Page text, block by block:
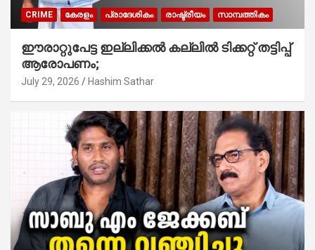
CRIME കേരളം പ്രാദേശികം രാഷ്ട്രീയം സാമ്പത്തികം
ഈരാറ്റുപേട്ട ഇല്ലിക്കൽ കല്ലിൽ ടിക്കറ്റ് തട്ടിപ്പ്
ആരോപണം;
July 29, 2026 Hashim Sathar